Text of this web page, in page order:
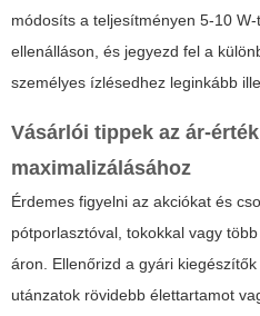
módosíts a teljesítményen 5-10
ellenálláson, és jegyezd fel a
személyes ízlésedhez leginkább
Vásárlói tippek az ár-
maximalizálásához
Érdemes figyelni az akciókat és
pótporlasztóval, tokokkal vagy
áron. Ellenőrizd a gyári
utánzatok rövidebb élettartamot